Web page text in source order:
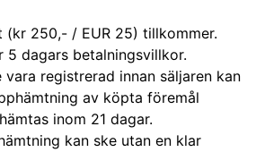
(kr 250,- / EUR 25) tillkommer.
5 dagars betalningsvillkor.
vara registrerad innan säljaren kan
av köpta föremål
inom 21 dagar.
kan ske utan en klar